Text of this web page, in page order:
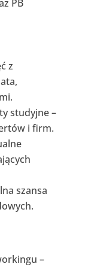
PB
z
studyjne –
i firm.
szansa
–